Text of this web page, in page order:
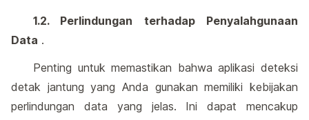
1.2. Perlindungan terhadap Penyalahgunaan
Data .
Penting untuk memastikan bahwa aplikasi deteksi
detak jantung yang Anda gunakan memiliki kebijakan
perlindungan data yang jelas. Ini dapat mencakup